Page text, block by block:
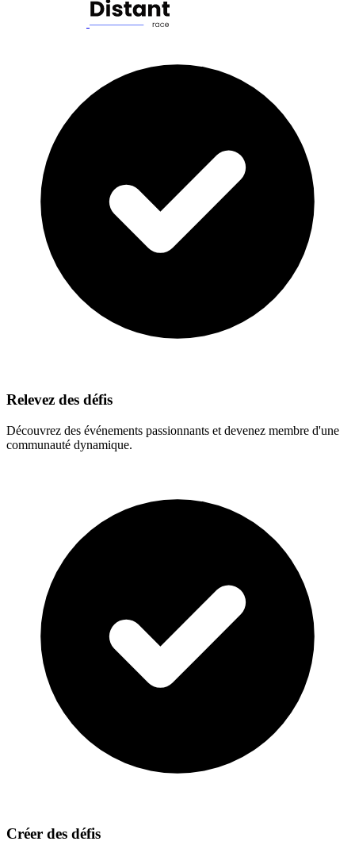
Relevez des défis
Découvrez des événements passionnants et devenez membre d'une
communauté dynamique.
Créer des défis